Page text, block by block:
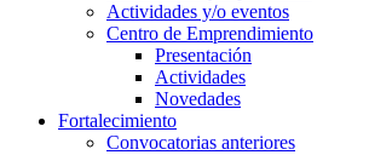
Actividades y/o eventos
Centro de Emprendimiento
Presentación
Actividades
Novedades
Fortalecimiento
Convocatorias anteriores